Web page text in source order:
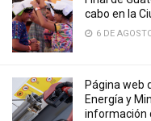
cabo en la
6 DE
Página web
Energía y
información